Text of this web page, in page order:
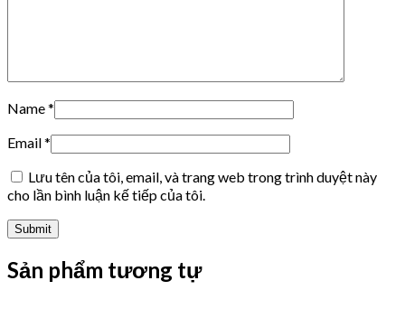
Name*
Email*
Lưu tên của tôi, email, và trang web trong trình duyệt này
cho lần bình luận kế tiếp của tôi.
Sản phẩm tương tự